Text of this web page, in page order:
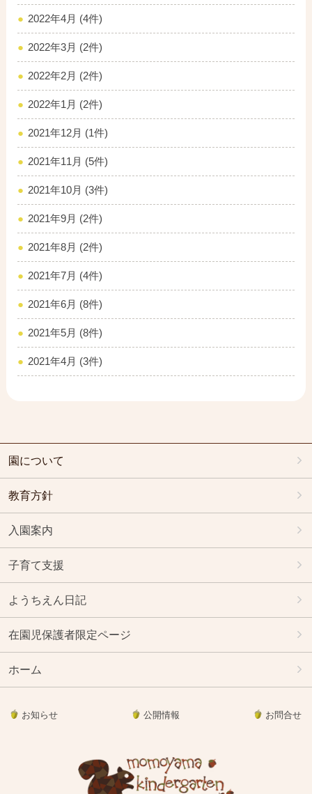
2022年4月 (4件)
2022年3月 (2件)
2022年2月 (2件)
2022年1月 (2件)
2021年12月 (1件)
2021年11月 (5件)
2021年10月 (3件)
2021年9月 (2件)
2021年8月 (2件)
2021年7月 (4件)
2021年6月 (8件)
2021年5月 (8件)
2021年4月 (3件)
園について
教育方針
入園案内
子育て支援
ようちえん日記
在園児保護者限定ページ
ホーム
お知らせ 公開情報 お問合せ